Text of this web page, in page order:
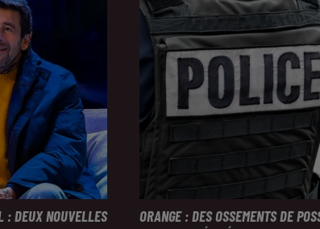
: DEUX NOUVELLES
ORANGE : DES OSSEMENTS DE